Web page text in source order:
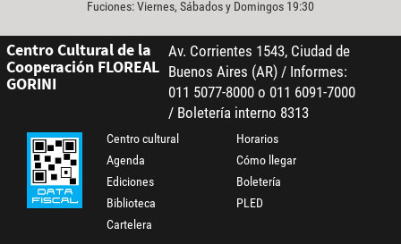
Fuciones: Viernes, Sábados y Domingos 19:30
Centro Cultural de la
Cooperación FLOREAL
GORINI
Av. Corrientes 1543, Ciudad de
Buenos Aires (AR) / Informes:
011 5077-8000 o 011 6091-7000
/ Boletería interno 8313
Centro cultural
Agenda
Ediciones
Biblioteca
Cartelera
Horarios
Cómo llegar
Boletería
PLED